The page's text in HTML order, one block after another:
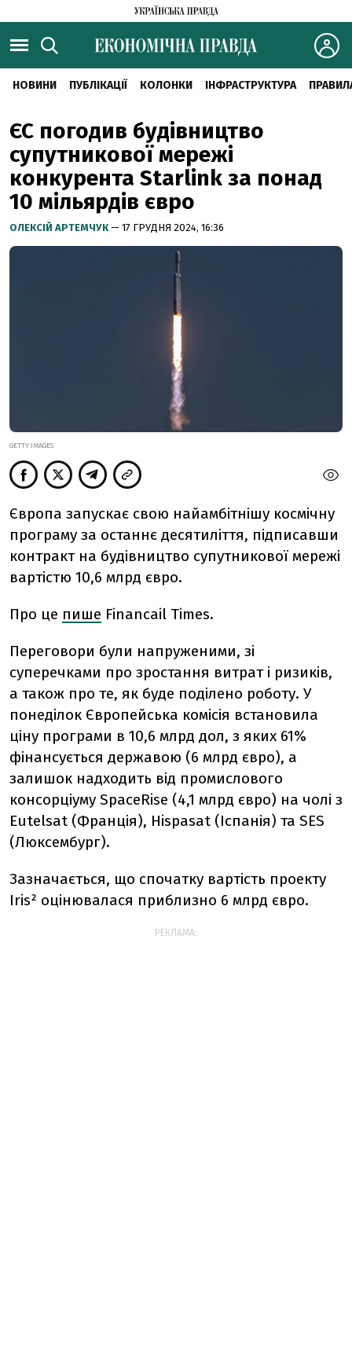
НОВИНИ ПУБЛІКАЦІЇ КОЛОНКИ ІНФРАСТРУКТУРА
ЄС погодив будівництво
супутникової мережі
конкурента Starlink за понад
10 мільярдів євро
ОЛЕКСІЙ АРТЕМЧУК — 17 ГРУДНЯ 2024, 16:36
GETTY IMAGES
Європа запускає свою найамбітнішу космічну
програму за останнє десятиліття, підписавши
контракт на будівництво супутникової мережі
вартістю 10,6 млрд євро.
Про це пише Financail Times.
Переговори були напруженими, зі
суперечками про зростання витрат і ризиків,
а також про те, як буде поділено роботу. У
понеділок Європейська комісія встановила
ціну програми в 10,6 млрд дол, з яких 61%
фінансується державою (6 млрд євро), а
залишок надходить від промислового
консорціуму SpaceRise (4,1 млрд євро) на чолі з
Eutelsat (Франція), Hispasat (Іспанія) та SES
(Люксембург).
Зазначається, що спочатку вартість проекту
Iris² оцінювалася приблизно 6 млрд євро.
РЕКЛАМА: